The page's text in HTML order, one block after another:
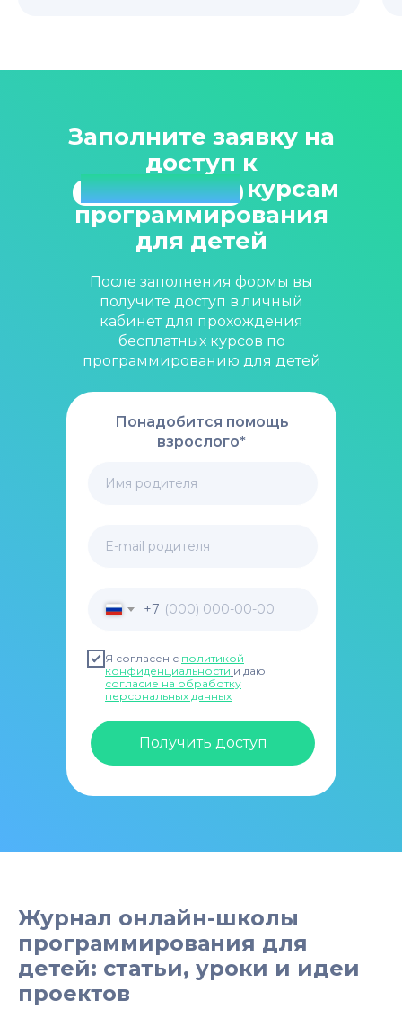
Заполните заявку на
доступ к
⠀бесплатнымкурсам
программирования
для детей
После заполнения формы вы
получите доступ в личный
кабинет для прохождения
бесплатных курсов по
программированию для детей
Имя родителя
E-mail родителя
+7
Я согласен с политикой
конфиденциальности и даю
согласие на обработку
персональных данных
Получить доступ
Понадобится помощь
взрослого*
Журнал онлайн-школы
программирования для
детей: статьи, уроки и идеи
проектов